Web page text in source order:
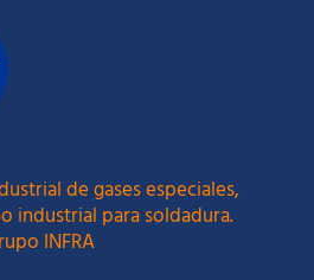
de gases especiales,
industrial para soldadura.
INFRA